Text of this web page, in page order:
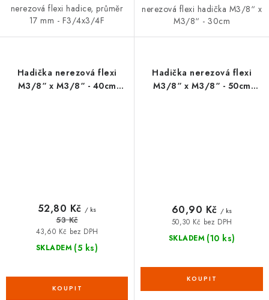
nerezová flexi hadice, průměr
17 mm - F3/4x3/4F
nerezová flexi hadička M3/8“ x
M3/8“ - 30cm
Hadička nerezová flexi
M3/8“ x M3/8“ - 40cm
SKLADEM (5 ks)
43,60 Kč bez DPH
52,80 Kč / ks
53 Kč
Hadička nerezová flexi
M3/8“ x M3/8“ - 50cm
SKLADEM (10 ks)
50,30 Kč bez DPH
60,90 Kč / ks